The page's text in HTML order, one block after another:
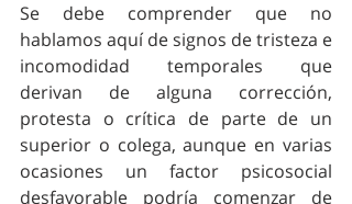
Se debe comprender que no
hablamos aquí de signos de tristeza e
incomodidad temporales que
derivan de alguna corrección,
protesta o crítica de parte de un
superior o colega, aunque en varias
ocasiones un factor psicosocial
desfavorable podría comenzar de